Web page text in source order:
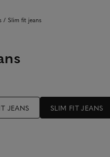
Slim fit jeans
JEANS SLIM FIT JEANS